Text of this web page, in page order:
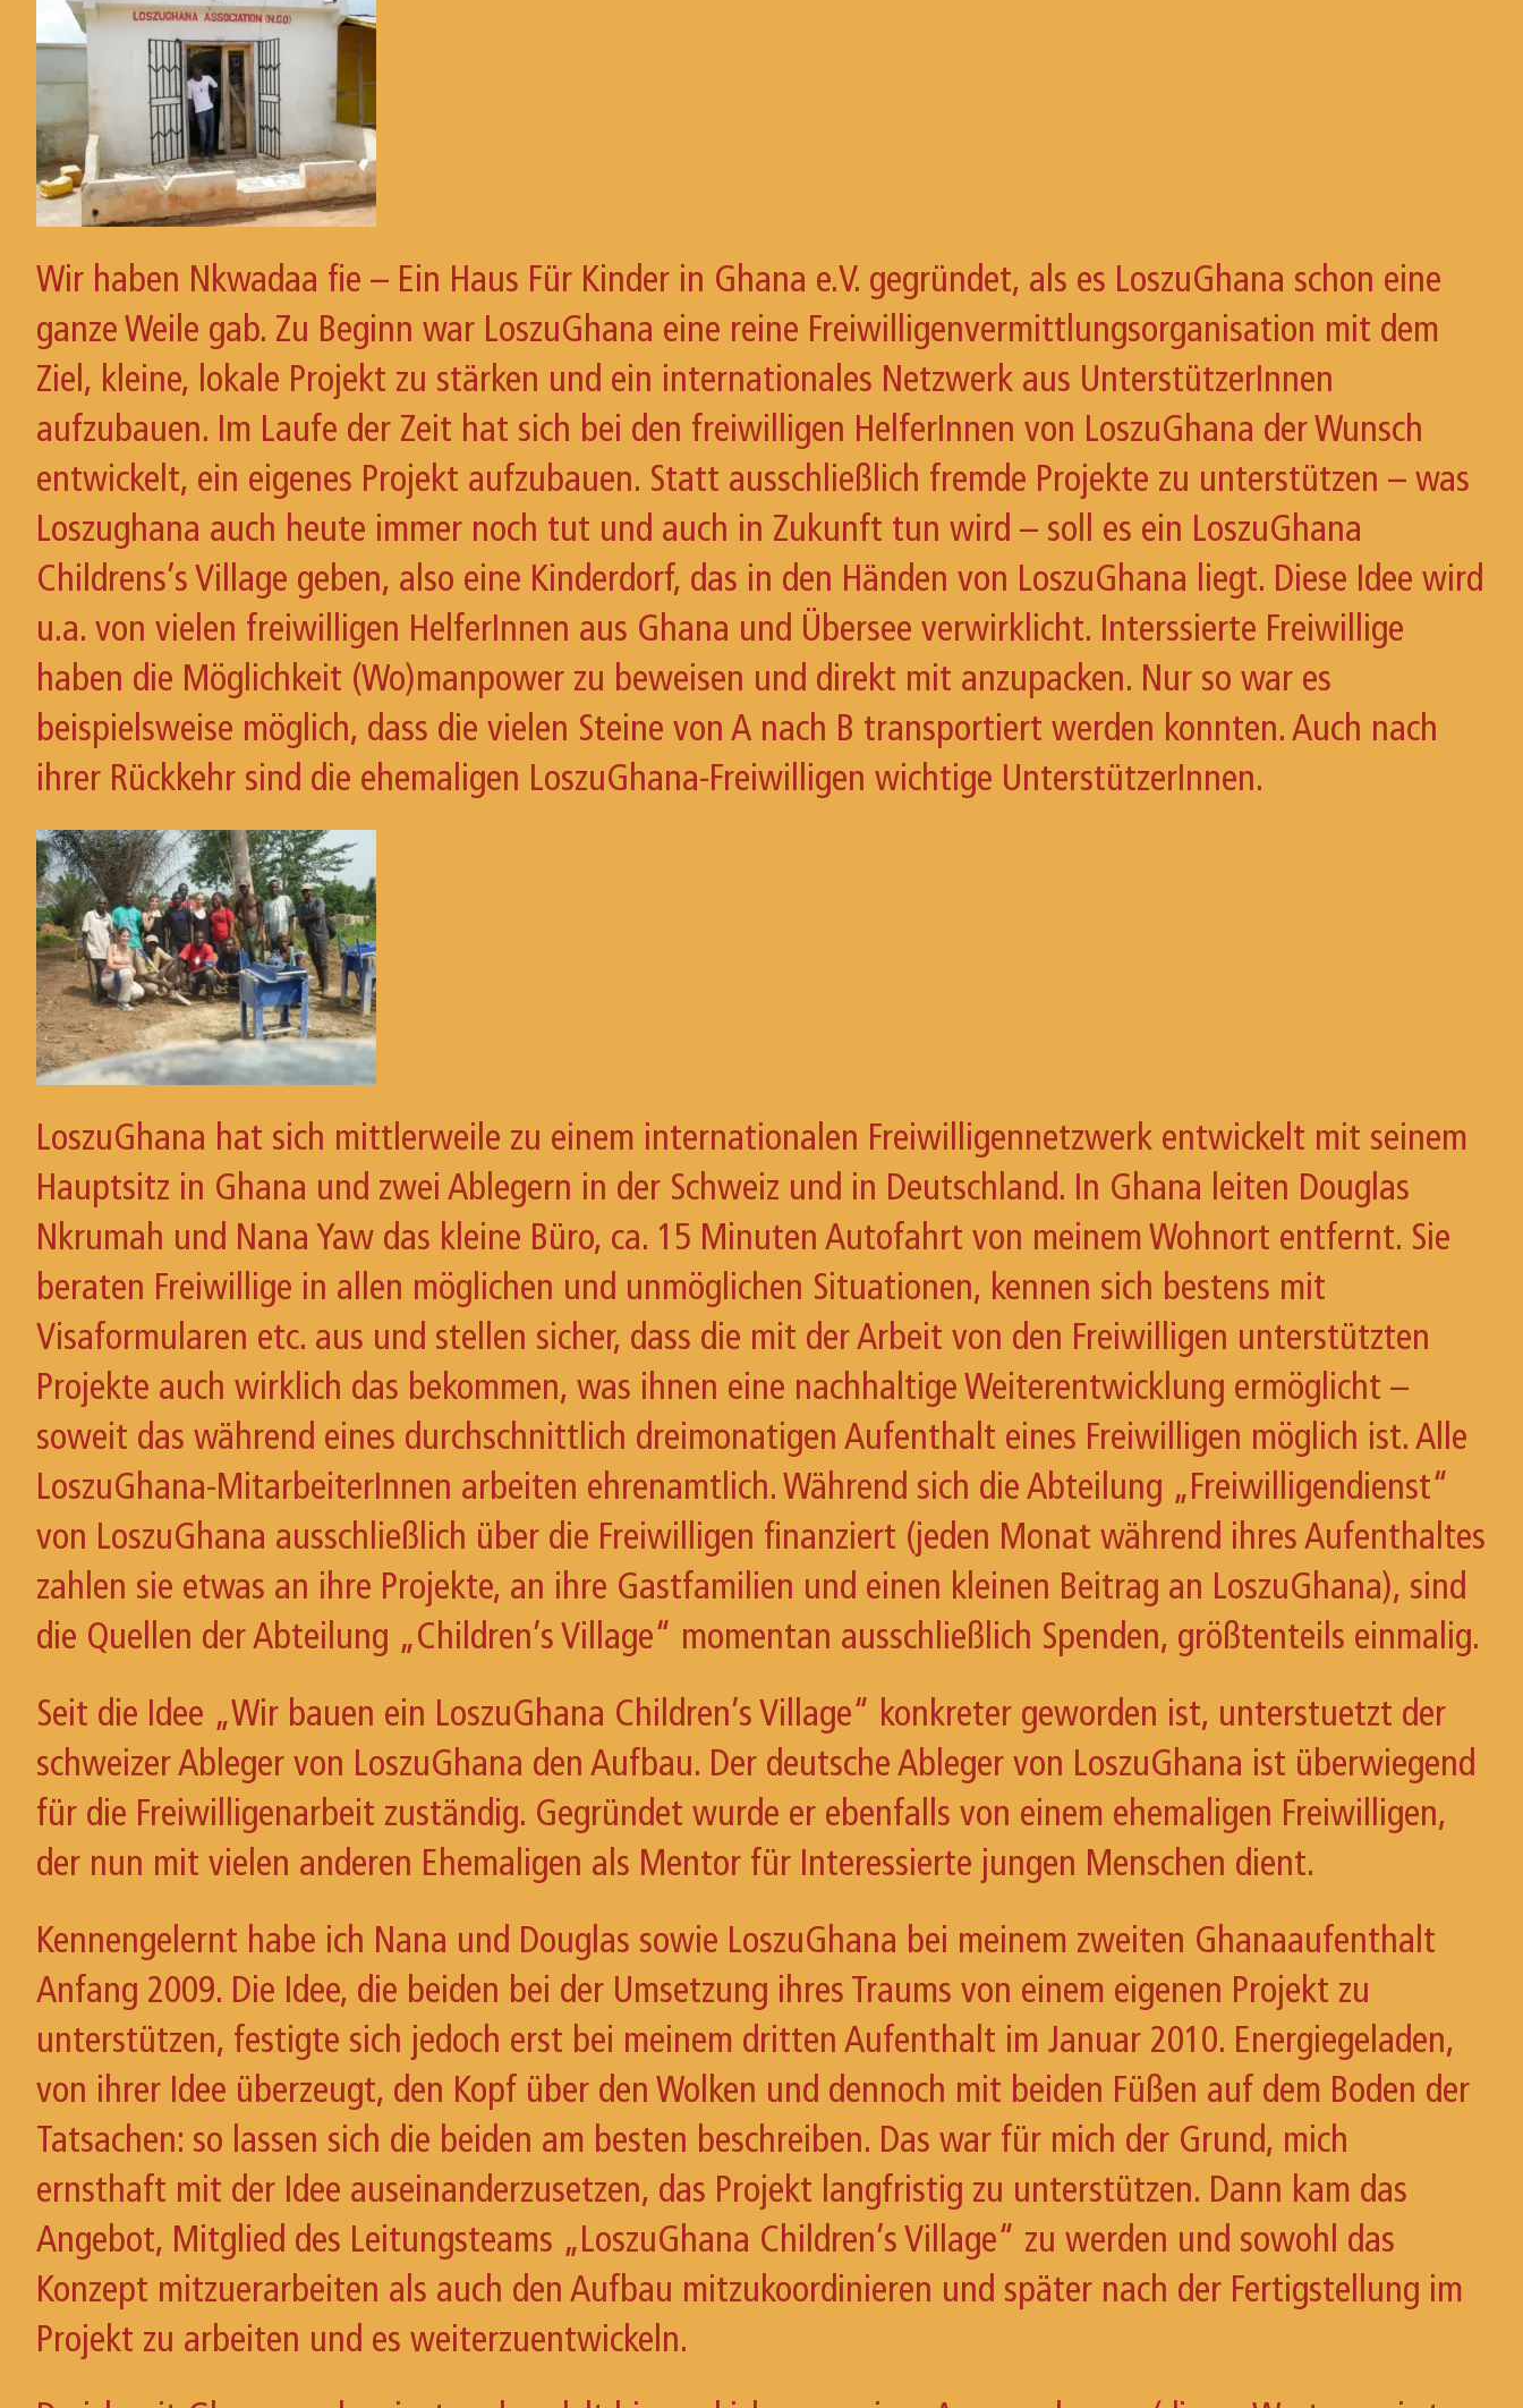
Wir haben Nkwadaa fie – Ein Haus Für Kinder in Ghana e.V. gegründet, als es LoszuGhana schon eine
ganze Weile gab. Zu Beginn war LoszuGhana eine reine Freiwilligenvermittlungsorganisation mit dem
Ziel, kleine, lokale Projekt zu stärken und ein internationales Netzwerk aus UnterstützerInnen
aufzubauen. Im Laufe der Zeit hat sich bei den freiwilligen HelferInnen von LoszuGhana der Wunsch
entwickelt, ein eigenes Projekt aufzubauen. Statt ausschließlich fremde Projekte zu unterstützen – was
Loszughana auch heute immer noch tut und auch in Zukunft tun wird – soll es ein LoszuGhana
Childrens’s Village geben, also eine Kinderdorf, das in den Händen von LoszuGhana liegt. Diese Idee wird
u.a. von vielen freiwilligen HelferInnen aus Ghana und Übersee verwirklicht. Interssierte Freiwillige
haben die Möglichkeit (Wo)manpower zu beweisen und direkt mit anzupacken. Nur so war es
beispielsweise möglich, dass die vielen Steine von A nach B transportiert werden konnten. Auch nach
ihrer Rückkehr sind die ehemaligen LoszuGhana-Freiwilligen wichtige UnterstützerInnen.
LoszuGhana hat sich mittlerweile zu einem internationalen Freiwilligennetzwerk entwickelt mit seinem
Hauptsitz in Ghana und zwei Ablegern in der Schweiz und in Deutschland. In Ghana leiten Douglas
Nkrumah und Nana Yaw das kleine Büro, ca. 15 Minuten Autofahrt von meinem Wohnort entfernt. Sie
beraten Freiwillige in allen möglichen und unmöglichen Situationen, kennen sich bestens mit
Visaformularen etc. aus und stellen sicher, dass die mit der Arbeit von den Freiwilligen unterstützten
Projekte auch wirklich das bekommen, was ihnen eine nachhaltige Weiterentwicklung ermöglicht –
soweit das während eines durchschnittlich dreimonatigen Aufenthalt eines Freiwilligen möglich ist. Alle
LoszuGhana-MitarbeiterInnen arbeiten ehrenamtlich. Während sich die Abteilung „Freiwilligendienst“
von LoszuGhana ausschließlich über die Freiwilligen finanziert (jeden Monat während ihres Aufenthaltes
zahlen sie etwas an ihre Projekte, an ihre Gastfamilien und einen kleinen Beitrag an LoszuGhana), sind
die Quellen der Abteilung „Children’s Village“ momentan ausschließlich Spenden, größtenteils einmalig.
Seit die Idee „Wir bauen ein LoszuGhana Children’s Village“ konkreter geworden ist, unterstuetzt der
schweizer Ableger von LoszuGhana den Aufbau. Der deutsche Ableger von LoszuGhana ist überwiegend
für die Freiwilligenarbeit zuständig. Gegründet wurde er ebenfalls von einem ehemaligen Freiwilligen,
der nun mit vielen anderen Ehemaligen als Mentor für Interessierte jungen Menschen dient.
Kennengelernt habe ich Nana und Douglas sowie LoszuGhana bei meinem zweiten Ghanaaufenthalt
Anfang 2009. Die Idee, die beiden bei der Umsetzung ihres Traums von einem eigenen Projekt zu
unterstützen, festigte sich jedoch erst bei meinem dritten Aufenthalt im Januar 2010. Energiegeladen,
von ihrer Idee überzeugt, den Kopf über den Wolken und dennoch mit beiden Füßen auf dem Boden der
Tatsachen: so lassen sich die beiden am besten beschreiben. Das war für mich der Grund, mich
ernsthaft mit der Idee auseinanderzusetzen, das Projekt langfristig zu unterstützen. Dann kam das
Angebot, Mitglied des Leitungsteams „LoszuGhana Children’s Village“ zu werden und sowohl das
Konzept mitzuerarbeiten als auch den Aufbau mitzukoordinieren und später nach der Fertigstellung im
Projekt zu arbeiten und es weiterzuentwickeln.